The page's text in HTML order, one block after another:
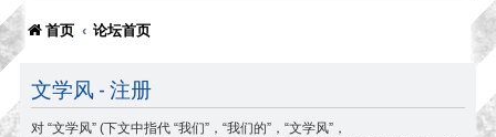
首页 论坛首页
文学风 - 注册
对 “文学风” (下文中指代 “我们”，“我们的”，“文学风”，